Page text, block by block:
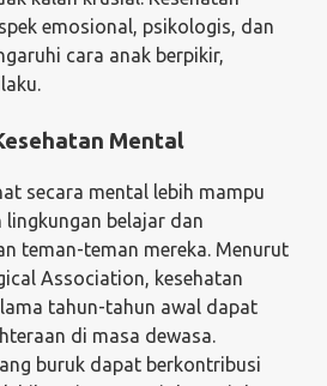
emosional, psikologis, dan
cara anak berpikir,
Mental
secara mental lebih mampu
lingkungan belajar dan
teman-teman mereka. Menurut
Association, kesehatan
tahun-tahun awal dapat
di masa dewasa.
buruk dapat berkontribusi